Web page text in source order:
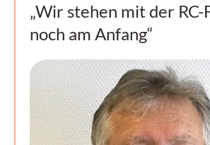
„Wir stehen mit der RC-
noch am Anfang“